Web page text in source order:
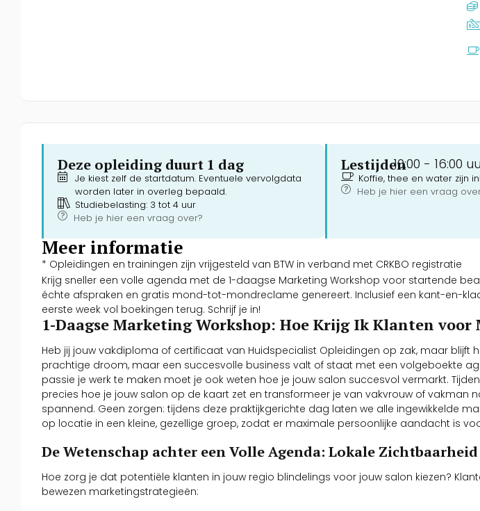
Deze opleiding duurt 1 dag
Je kiest zelf de startdatum. Eventuele vervolgdata
worden later in overleg bepaald.
Studiebelasting: 3 tot 4 uur
Heb je hier een vraag over?
Lestijden10:00 - 16:00
Koffie, thee en water zijn
Heb je hier een vraag
Meer informatie
* Opleidingen en trainingen zijn vrijgesteld van BTW in verband met CRKBO registratie
Krijg sneller een volle agenda met de 1-daagse Marketing Workshop voor startende
échte afspraken en gratis mond-tot-mondreclame genereert. Inclusief een kant-en-
eerste week vol boekingen terug. Schrijf je in!
1-Daagse Marketing Workshop: Hoe Krijg Ik Klanten voor
Heb jij jouw vakdiploma of certificaat van Huidspecialist Opleidingen op zak, maar
prachtige droom, maar een succesvolle business valt of staat met een volgeboekte
passie je werk te maken moet je ook weten hoe je jouw salon succesvol vermarkt.
precies hoe je jouw salon op de kaart zet en transformeer je van vakvrouw of
spannend. Geen zorgen: tijdens deze praktijkgerichte dag laten we alle ingewikkelde
op locatie in een kleine, gezellige groep, zodat er maximale persoonlijke aandacht is
De Wetenschap achter een Volle Agenda: Lokale
Hoe zorg je dat potentiële klanten in jouw regio blindelings voor jouw salon kiezen?
bewezen marketingstrategieën: